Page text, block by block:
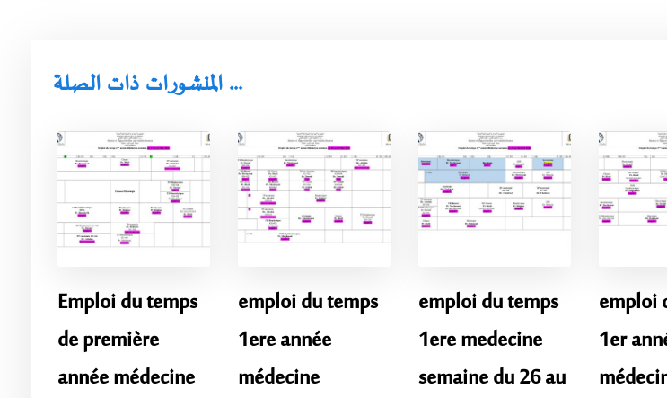
المنشورات ذات الصلة ...
Emploi du temps
de première
année médecine
emploi du temps
1ere année
médecine
emploi du temps
1ere medecine
semaine du 26 au
emploi
1er